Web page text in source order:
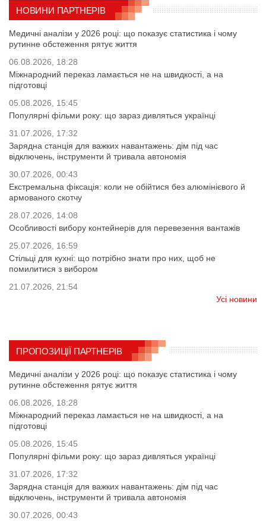
НОВИНИ ПАРТНЕРІВ
Медичні аналізи у 2026 році: що показує статистика і чому
рутинне обстеження рятує життя
06.08.2026, 18:28
Міжнародний переказ ламається не на швидкості, а на
підготовці
05.08.2026, 15:45
Популярні фільми року: що зараз дивляться українці
31.07.2026, 17:32
Зарядна станція для важких навантажень: дім під час
відключень, інструменти й тривала автономія
30.07.2026, 00:43
Екстремальна фіксація: коли не обійтися без алюмінієвого й
армованого скотчу
28.07.2026, 14:08
Особливості вибору контейнерів для перевезення вантажів
25.07.2026, 16:59
Стільці для кухні: що потрібно знати про них, щоб не
помилитися з вибором
21.07.2026, 21:54
Усі новини
ПРОПОЗИЦІЇ ПАРТНЕРІВ
Медичні аналізи у 2026 році: що показує статистика і чому
рутинне обстеження рятує життя
06.08.2026, 18:28
Міжнародний переказ ламається не на швидкості, а на
підготовці
05.08.2026, 15:45
Популярні фільми року: що зараз дивляться українці
31.07.2026, 17:32
Зарядна станція для важких навантажень: дім під час
відключень, інструменти й тривала автономія
30.07.2026, 00:43